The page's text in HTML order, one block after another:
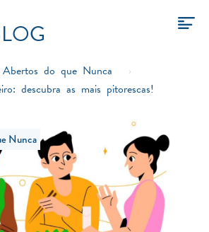
Abertos do que Nunca
›
descubra as mais pitorescas!
Nunca